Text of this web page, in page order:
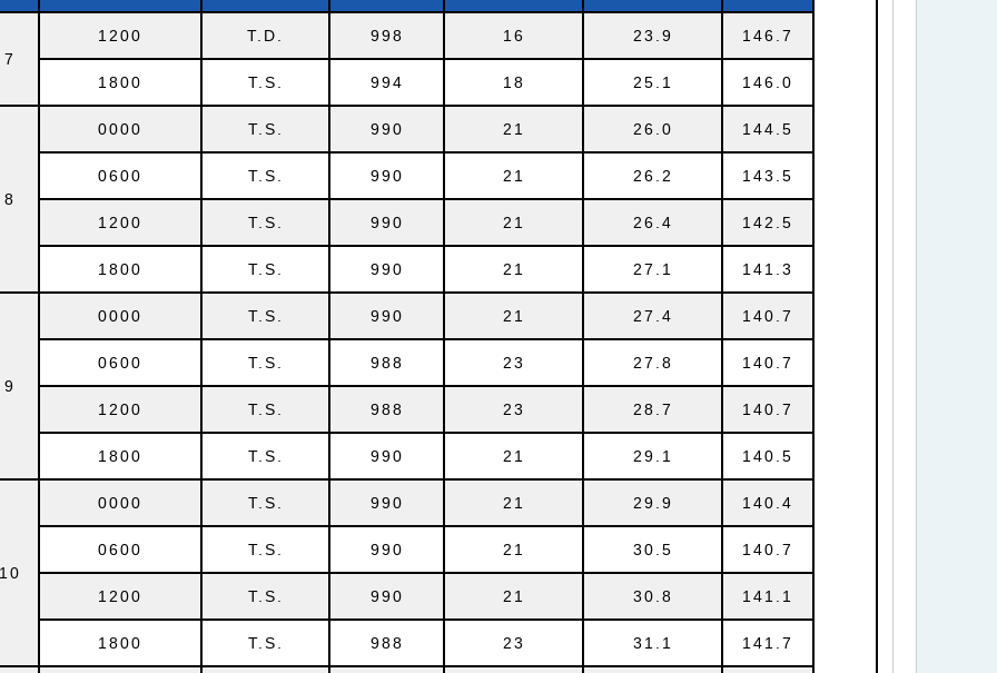
7
1200 T.D. 998 16 23.9 146.7
1800 T.S. 994 18 25.1 146.0
8
0000 T.S. 990 21 26.0 144.5
0600 T.S. 990 21 26.2 143.5
1200 T.S. 990 21 26.4 142.5
1800 T.S. 990 21 27.1 141.3
9
0000 T.S. 990 21 27.4 140.7
0600 T.S. 988 23 27.8 140.7
1200 T.S. 988 23 28.7 140.7
1800 T.S. 990 21 29.1 140.5
10
0000 T.S. 990 21 29.9 140.4
0600 T.S. 990 21 30.5 140.7
1200 T.S. 990 21 30.8 141.1
1800 T.S. 988 23 31.1 141.7